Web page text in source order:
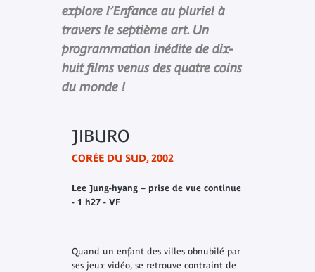
explore l’Enfance au pluriel à
travers le septième art. Un
programmation inédite de dix-
huit films venus des quatre coins
du monde !
JIBURO
CORÉE DU SUD, 2002
Lee Jung-hyang – prise de vue continue
- 1 h27 - VF
Quand un enfant des villes obnubilé par
ses jeux vidéo, se retrouve contraint de